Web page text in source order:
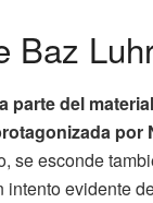
Baz
parte del
por
se esconde
evidente